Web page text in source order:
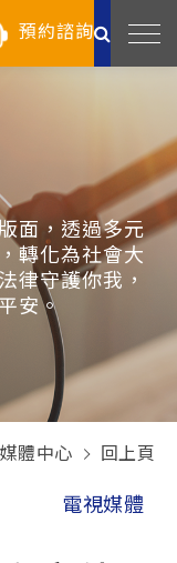
預約諮詢
面，透過多元
轉化為社會大
律守護你我，
安。
媒體中心 回上頁
電視媒體